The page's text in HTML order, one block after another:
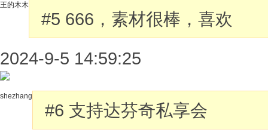
王的木木
#5 666，素材很棒，喜欢
2024-9-5 14:59:25
shezhang
#6 支持达芬奇私享会